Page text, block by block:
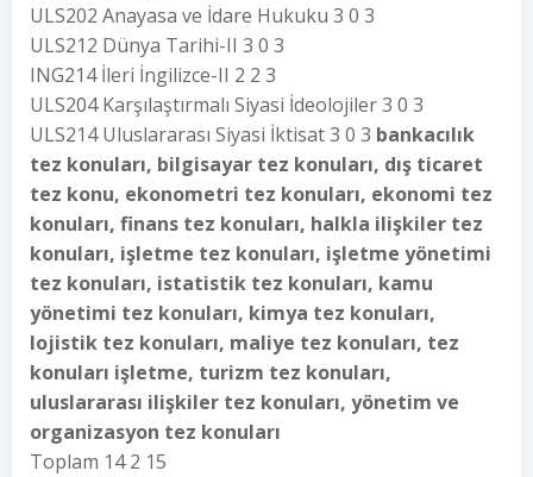
ULS202 Anayasa ve İdare Hukuku 3 0 3
ULS212 Dünya Tarihi-II 3 0 3
ING214 İleri İngilizce-II 2 2 3
ULS204 Karşılaştırmalı Siyasi İdeolojiler 3 0 3
ULS214 Uluslararası Siyasi İktisat 3 0 3 bankacılık
tez konuları, bilgisayar tez konuları, dış ticaret
tez konu, ekonometri tez konuları, ekonomi tez
konuları, finans tez konuları, halkla ilişkiler tez
konuları, işletme tez konuları, işletme yönetimi
tez konuları, istatistik tez konuları, kamu
yönetimi tez konuları, kimya tez konuları,
lojistik tez konuları, maliye tez konuları, tez
konuları işletme, turizm tez konuları,
uluslararası ilişkiler tez konuları, yönetim ve
organizasyon tez konuları
Toplam 14 2 15